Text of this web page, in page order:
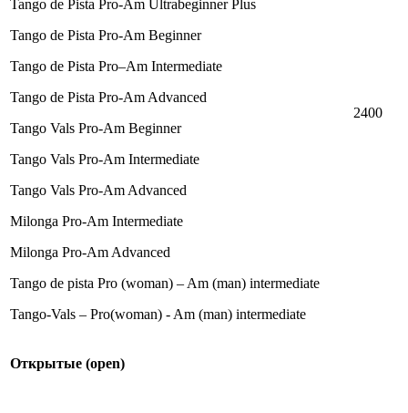
Tango de Pista Pro-Am Ultrabeginner Plus
Tango de Pista Pro-Am Beginner
Tango de Pista Pro–Am Intermediate
Tango de Pista Pro-Am Advanced
Tango Vals Pro-Am Beginner
Tango Vals Pro-Am Intermediate
Tango Vals Pro-Am Advanced
Milonga Pro-Am Intermediate
Milonga Pro-Am Advanced
Tango de pista Pro (woman) – Am (man) intermediate
Tango-Vals – Pro(woman) - Am (man) intermediate
2400
Открытые (open)